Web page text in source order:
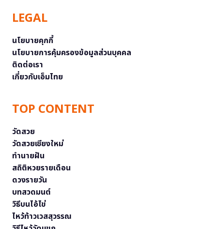
LEGAL
นโยบายคุกกี้
นโยบายการคุ้มครองข้อมูลส่วนบุคคล
ติดต่อเรา
เกี่ยวกับเอ็มไทย
TOP CONTENT
วัดสวย
วัดสวยเชียงใหม่
ทำนายฝัน
สถิติหวยรายเดือน
ดวงรายวัน
บทสวดมนต์
วิธีบนไอ้ไข่
ไหว้ท้าวเวสสุวรรณ